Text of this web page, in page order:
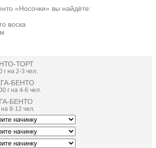
«Носочки» вы найдёте:
воска
ТОРТ
г на 2-3 чел.
БЕНТО
г на 4-6 чел.
БЕНТО
на 8-12 чел.